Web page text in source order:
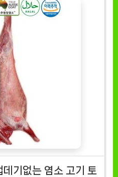
데기없는 염소 고기 토